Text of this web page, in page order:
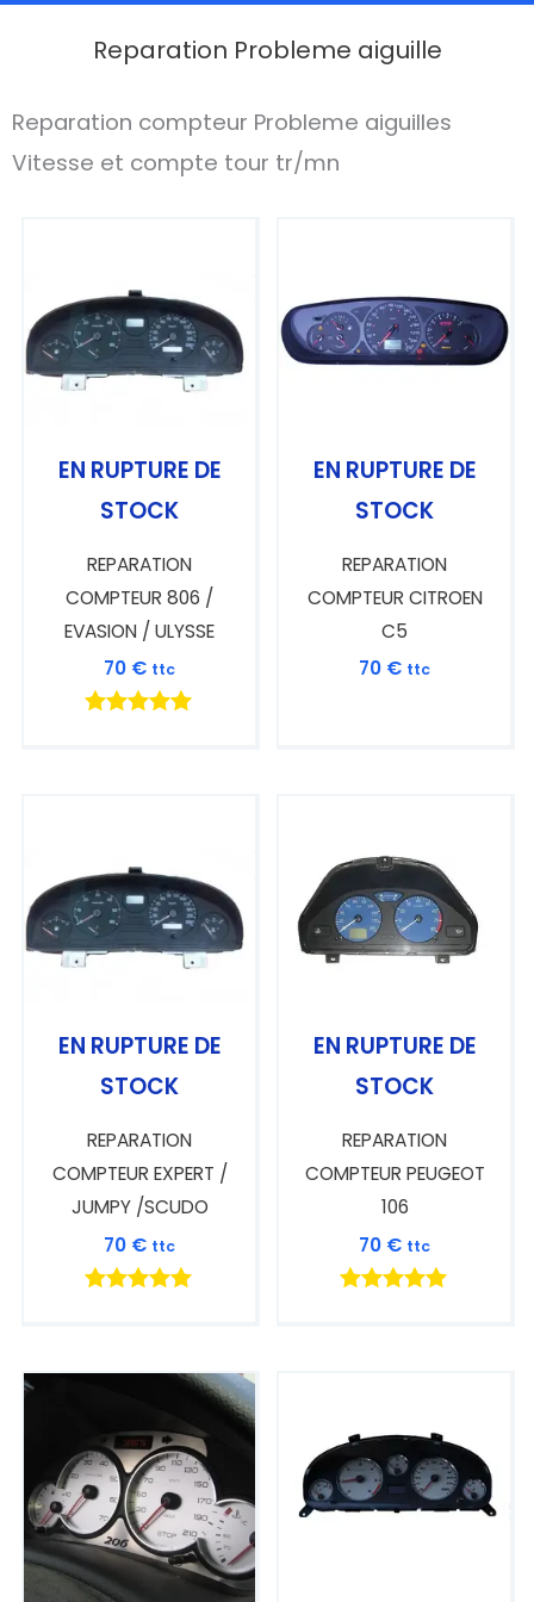
Reparation Probleme aiguille
Reparation compteur Probleme aiguilles
Vitesse et compte tour tr/mn
EN RUPTURE DE
STOCK
REPARATION
COMPTEUR 806 /
EVASION / ULYSSE
70 € ttc
EN RUPTURE DE
STOCK
REPARATION
COMPTEUR CITROEN
C5
70 € ttc
EN RUPTURE DE
STOCK
REPARATION
COMPTEUR EXPERT /
JUMPY /SCUDO
70 € ttc
EN RUPTURE DE
STOCK
REPARATION
COMPTEUR PEUGEOT
106
70 € ttc